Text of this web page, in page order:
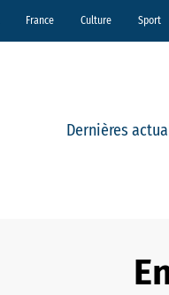
France Culture Sport
Dernières